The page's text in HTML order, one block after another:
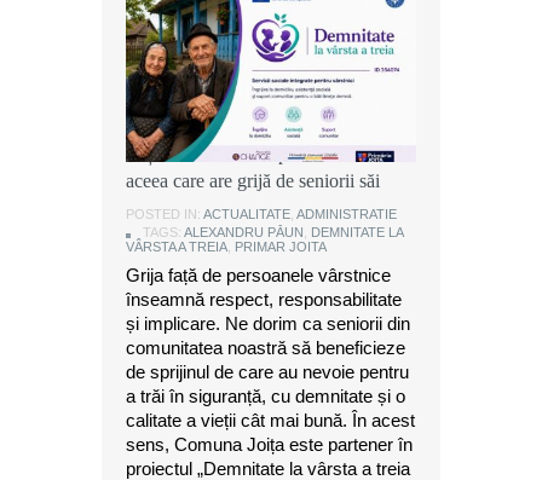
Alexandru Păun, primarul comunei
Joița: O comunitate puternică este
aceea care are grijă de seniorii săi
POSTED IN: ACTUALITATE ADMINISTRATIE
TAGS: ALEXANDRU PĂUN
DEMNITATE LA
VÂRSTA A TREIA PRIMAR JOITA
Grija față de persoanele vârstnice
înseamnă respect, responsabilitate
și implicare. Ne dorim ca seniorii din
comunitatea noastră să beneficieze
de sprijinul de care au nevoie pentru
a trăi în siguranță, cu demnitate și o
calitate a vieții cât mai bună. În acest
sens, Comuna Joița este partener în
proiectul „Demnitate la vârsta a treia